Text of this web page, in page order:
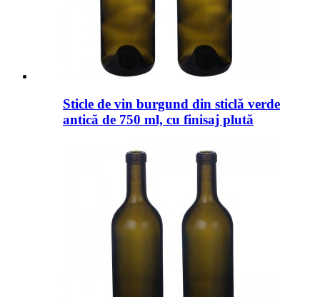
Sticle de vin burgund din sticlă verde
antică de 750 ml, cu finisaj plută